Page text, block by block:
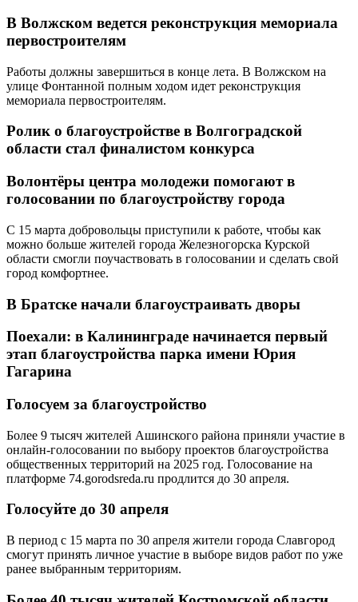
В Волжском ведется реконструкция мемориала
первостроителям
Работы должны завершиться в конце лета. В Волжском на
улице Фонтанной полным ходом идет реконструкция
мемориала первостроителям.
Ролик о благоустройстве в Волгоградской
области стал финалистом конкурса
Волонтёры центра молодежи помогают в
голосовании по благоустройству города
С 15 марта добровольцы приступили к работе, чтобы как
можно больше жителей города Железногорска Курской
области смогли поучаствовать в голосовании и сделать свой
город комфортнее.
В Братске начали благоустраивать дворы
Поехали: в Калининграде начинается первый
этап благоустройства парка имени Юрия
Гагарина
Голосуем за благоустройство
Более 9 тысяч жителей Ашинского района приняли участие в
онлайн-голосовании по выбору проектов благоустройства
общественных территорий на 2025 год. Голосование на
платформе 74.gorodsreda.ru продлится до 30 апреля.
Голосуйте до 30 апреля
В период с 15 марта по 30 апреля жители города Славгород
смогут принять личное участие в выборе видов работ по уже
ранее выбранным территориям.